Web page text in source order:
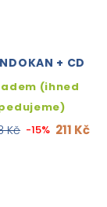
+ CD
(ihned
Kč -15% 211 Kč